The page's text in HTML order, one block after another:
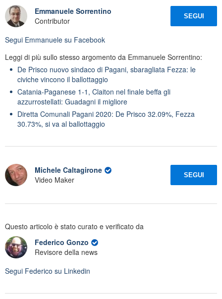
Emmanuele Sorrentino
Contributor
SEGUI
Segui Emmanuele su Facebook
Leggi di più sullo stesso argomento da Emmanuele Sorrentino:
De Prisco nuovo sindaco di Pagani, sbaragliata Fezza: le
civiche vincono il ballottaggio
Catania-Paganese 1-1, Claiton nel finale beffa gli
azzurrostellati: Guadagni il migliore
Diretta Comunali Pagani 2020: De Prisco 32.09%, Fezza
30.73%, si va al ballottaggio
Michele Caltagirone
Video Maker
SEGUI
Questo articolo è stato curato e verificato da
Federico Gonzo
Revisore della news
Segui Federico su Linkedin